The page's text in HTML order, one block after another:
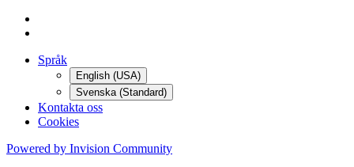
Språk
English (USA)
Svenska (Standard)
Kontakta oss
Cookies
Powered by Invision Community